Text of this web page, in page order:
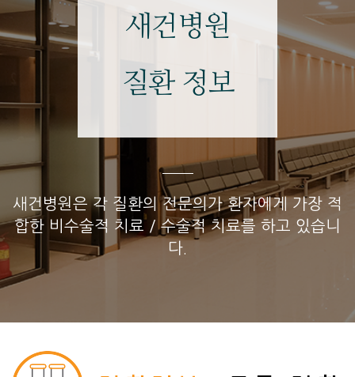
새건병원
질환 정보
새건병원은 각 질환의 전문의가 환자에게 가장 적
합한 비수술적 치료 / 수술적 치료를 하고 있습니
다.